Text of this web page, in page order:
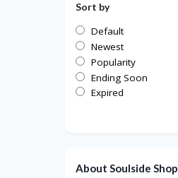
Sort by
Default
Newest
Popularity
Ending Soon
Expired
About Soulside Shop